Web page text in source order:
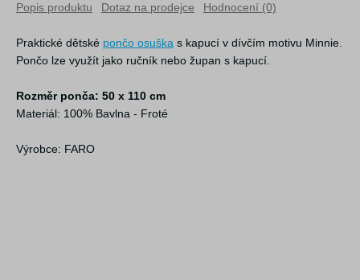
Popis produktu Dotaz na prodejce Hodnocení (0)
Praktické dětské pončo osuška s kapucí v dívčím motivu Minnie.
Pončo lze využít jako ručník nebo župan s kapucí.
Rozměr ponča: 50 x 110 cm
Materiál: 100% Bavlna - Froté
Výrobce: FARO